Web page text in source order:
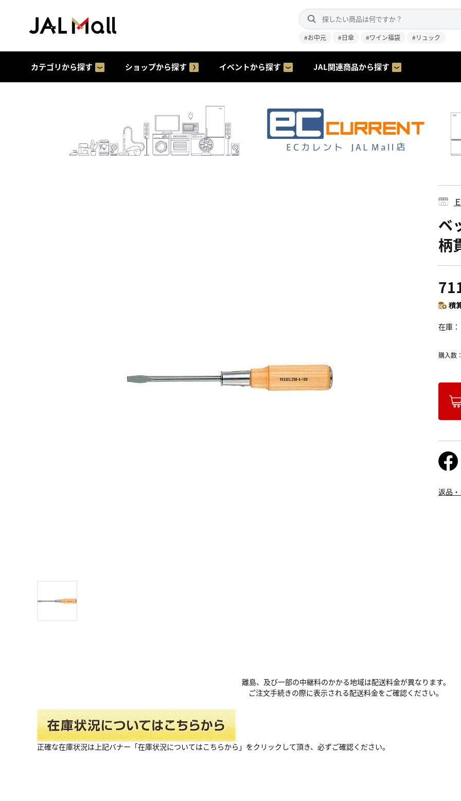
#お中元 #日傘 #ワイン福袋 #リュック
カテゴリから探す ショップから探す イベントから探す JAL関連商品から探す
ベ
柄
積
在庫
購入数
返品
離島、及び一部の中継料のかかる地域は配送料金が異なります。
ご注文手続きの際に表示される配送料金をご確認ください。
正確な在庫状況は上記バナー「在庫状況についてはこちらから」をクリックして頂き、必ずご確認ください。